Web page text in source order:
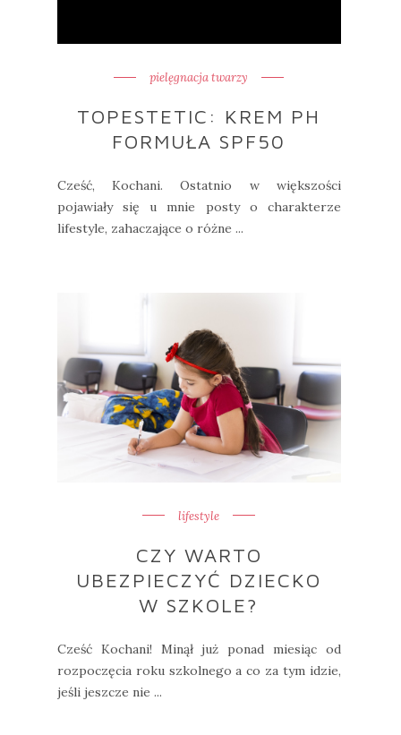
pielęgnacja twarzy
TOPESTETIC: KREM PH
FORMUŁA SPF50
Cześć, Kochani. Ostatnio w większości
pojawiały się u mnie posty o charakterze
lifestyle, zahaczające o różne ...
lifestyle
CZY WARTO
UBEZPIECZYĆ DZIECKO
W SZKOLE?
Cześć Kochani! Minął już ponad miesiąc od
rozpoczęcia roku szkolnego a co za tym idzie,
jeśli jeszcze nie ...